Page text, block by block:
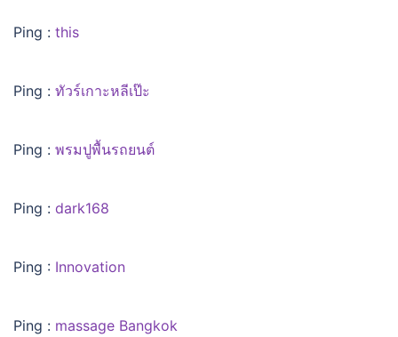
Ping : this
Ping : ทัวร์เกาะหลีเป๊ะ
Ping : พรมปูพื้นรถยนต์
Ping : dark168
Ping : Innovation
Ping : massage Bangkok